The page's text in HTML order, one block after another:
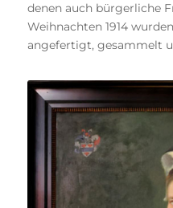
denen auch bürgerliche
Weihnachten 1914
angefertigt, gesammelt